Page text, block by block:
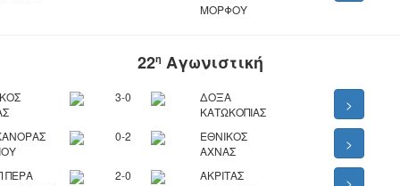
ΜΟΡΦΟΥ
22η Αγωνιστική
3-0
ΔΟΞΑ
ΚΑΤΩΚΟΠΙΑΣ
>
0-2
ΕΘΝΙΚΟΣ
ΑΧΝΑΣ
>
ΠΕΡΑ
2-0
ΑΚΡΙΤΑΣ